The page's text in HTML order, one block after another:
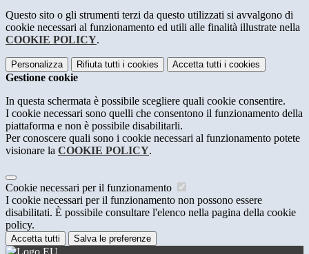
Questo sito o gli strumenti terzi da questo utilizzati si avvalgono di
cookie necessari al funzionamento ed utili alle finalità illustrate nella
COOKIE POLICY.
Personalizza Rifiuta tutti i cookies Accetta tutti i cookies
Gestione cookie
In questa schermata è possibile scegliere quali cookie consentire.
I cookie necessari sono quelli che consentono il funzionamento della
piattaforma e non è possibile disabilitarli.
Per conoscere quali sono i cookie necessari al funzionamento potete
visionare la COOKIE POLICY.
Cookie necessari per il funzionamento
I cookie necessari per il funzionamento non possono essere
disabilitati. È possibile consultare l'elenco nella pagina della cookie
policy.
Accetta tutti Salva le preferenze